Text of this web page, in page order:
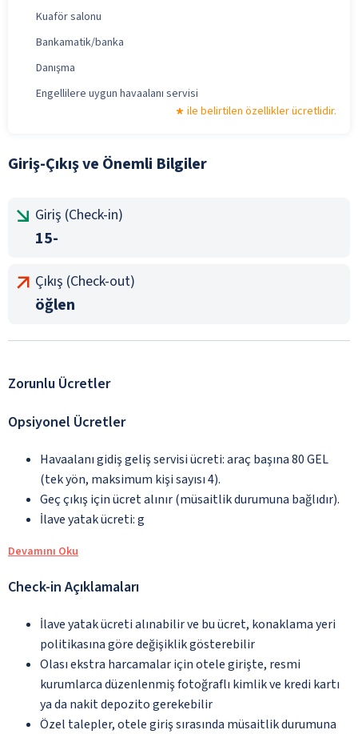
Kuaför salonu
Bankamatik/banka
Danışma
Engellilere uygun havaalanı servisi
ile belirtilen özellikler ücretlidir.
Giriş-Çıkış ve Önemli Bilgiler
Giriş (Check-in)
15-
Çıkış (Check-out)
öğlen
Zorunlu Ücretler
Opsiyonel Ücretler
Havaalanı gidiş geliş servisi ücreti: araç başına 80 GEL
(tek yön, maksimum kişi sayısı 4).
Geç çıkış için ücret alınır (müsaitlik durumuna bağlıdır).
İlave yatak ücreti: g
Devamını Oku
Check-in Açıklamaları
İlave yatak ücreti alınabilir ve bu ücret, konaklama yeri
politikasına göre değişiklik gösterebilir
Olası ekstra harcamalar için otele girişte, resmi
kurumlarca düzenlenmiş fotoğraflı kimlik ve kredi kartı
ya da nakit depozito gerekebilir
Özel talepler, otele giriş sırasında müsaitlik durumuna